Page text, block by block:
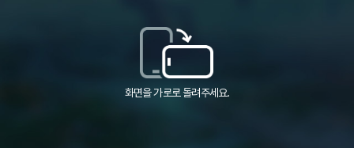
화면을 가로로 돌려주세요.